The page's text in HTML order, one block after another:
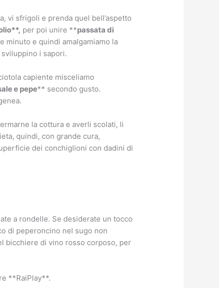
vi sfrigoli e prenda quel bell’aspetto
per poi unire **passata di
minuto e quindi amalgamiamo la
i sapori.
capiente misceliamo
e pepe** secondo gusto.
la cottura e averli scolati, li
quindi, con grande cura,
dei conchiglioni con dadini di
a rondelle. Se desiderate un tocco
di peperoncino nel sugo non
bicchiere di vino rosso corposo, per
**RaiPlay**.